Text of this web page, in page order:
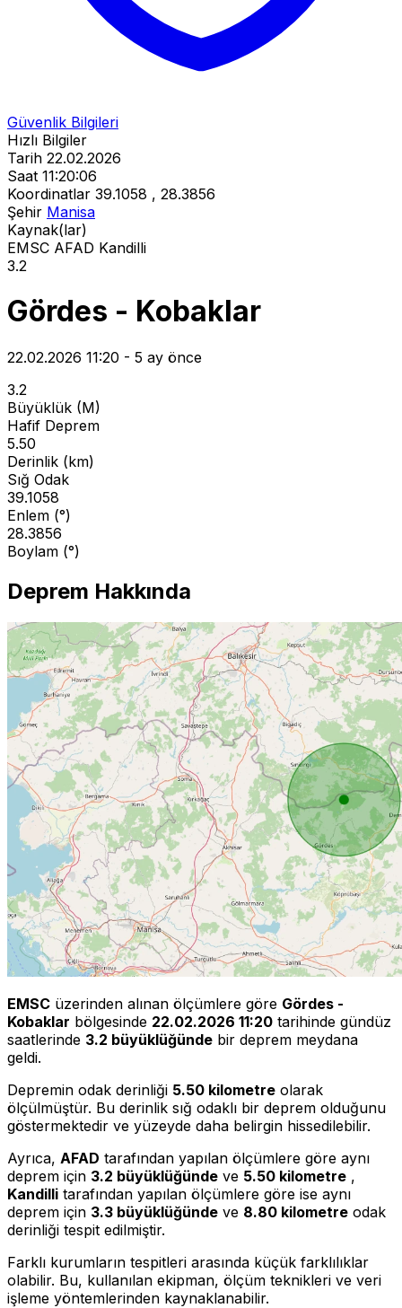
Güvenlik Bilgileri
Hızlı Bilgiler
Tarih 22.02.2026
Saat 11:20:06
Koordinatlar 39.1058 , 28.3856
Şehir Manisa
Kaynak(lar)
EMSC AFAD Kandilli
3.2
Gördes - Kobaklar
22.02.2026 11:20 - 5 ay önce
3.2
Büyüklük (M)
Hafif Deprem
5.50
Derinlik (km)
Sığ Odak
39.1058
Enlem (°)
28.3856
Boylam (°)
Deprem Hakkında
EMSC üzerinden alınan ölçümlere göre Gördes -
Kobaklar bölgesinde 22.02.2026 11:20 tarihinde gündüz
saatlerinde 3.2 büyüklüğünde bir deprem meydana
geldi.
Depremin odak derinliği 5.50 kilometre olarak
ölçülmüştür. Bu derinlik sığ odaklı bir deprem olduğunu
göstermektedir ve yüzeyde daha belirgin hissedilebilir.
Ayrıca, AFAD tarafından yapılan ölçümlere göre aynı
deprem için 3.2 büyüklüğünde ve 5.50 kilometre ,
Kandilli tarafından yapılan ölçümlere göre ise aynı
deprem için 3.3 büyüklüğünde ve 8.80 kilometre odak
derinliği tespit edilmiştir.
Farklı kurumların tespitleri arasında küçük farklılıklar
olabilir. Bu, kullanılan ekipman, ölçüm teknikleri ve veri
işleme yöntemlerinden kaynaklanabilir.